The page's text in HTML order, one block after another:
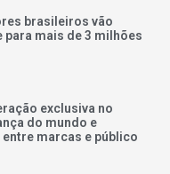
brasileiros vão
mais de 3 milhões
exclusiva no
do mundo e
marcas e público